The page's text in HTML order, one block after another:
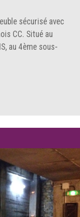
sécurisé avec
CC. Situé au
au 4ème sous-